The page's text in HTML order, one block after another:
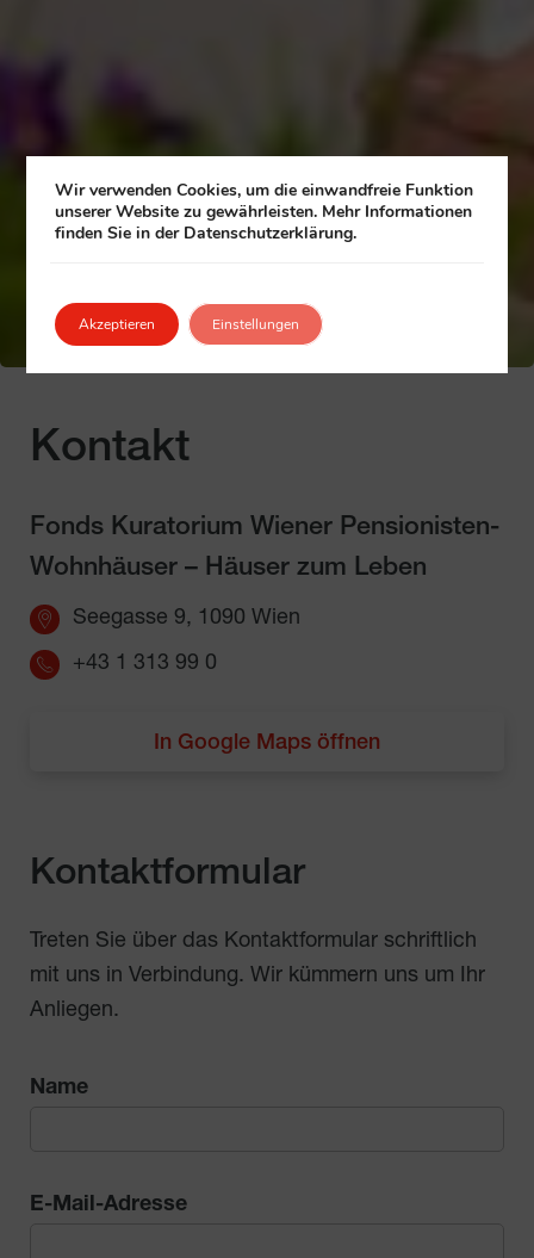
Kontakt
Fonds Kuratorium Wiener Pensionisten-
Wohnhäuser – Häuser zum Leben
Seegasse 9, 1090 Wien
+43 1 313 99 0
In Google Maps öffnen
Kontaktformular
Treten Sie über das Kontaktformular schriftlich
mit uns in Verbindung. Wir kümmern uns um Ihr
Anliegen.
Name
leave
E-Mail-Adresse
Wir verwenden Cookies, um die einwandfreie Funktion
unserer Website zu gewährleisten. Mehr Informationen
finden Sie in der Datenschutzerklärung.
Akzeptieren Einstellungen